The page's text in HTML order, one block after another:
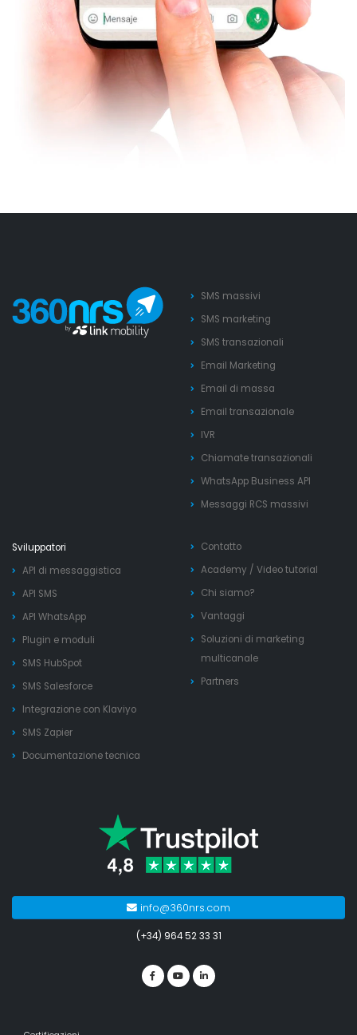
SMS massivi
SMS marketing
SMS transazionali
Email Marketing
Email di massa
Email transazionale
IVR
Chiamate transazionali
WhatsApp Business API
Messaggi RCS massivi
Sviluppatori
API di messaggistica
API SMS
API WhatsApp
Plugin e moduli
SMS HubSpot
SMS Salesforce
Integrazione con Klaviyo
SMS Zapier
Documentazione tecnica
Contatto
Academy / Video tutorial
Chi siamo?
Vantaggi
Soluzioni di marketing
multicanale
Partners
info@360nrs.com
(+34) 964 52 33 31